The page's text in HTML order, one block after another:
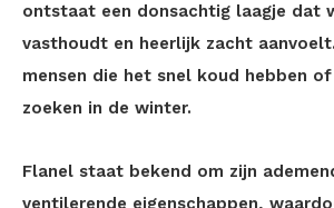
ontstaat een donsachtig laagje dat
vasthoudt en heerlijk zacht
mensen die het snel koud hebben
zoeken in de winter.
Flanel staat bekend om zijn
ventilerende eigenschappen,